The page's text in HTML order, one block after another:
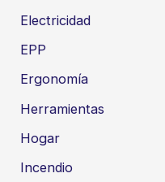
Electricidad
EPP
Ergonomía
Herramientas
Hogar
Incendio